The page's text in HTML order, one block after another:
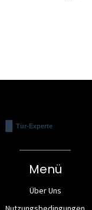
Menü
Über Uns